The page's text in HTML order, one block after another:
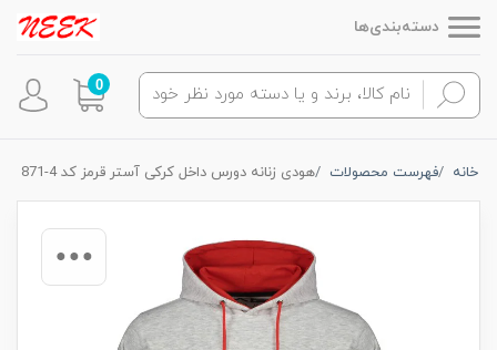
دسته‌بندی‌ها
0
خانه فهرست محصولات هودی زنانه دورس داخل کرکی آستر قرمز کد 4-871